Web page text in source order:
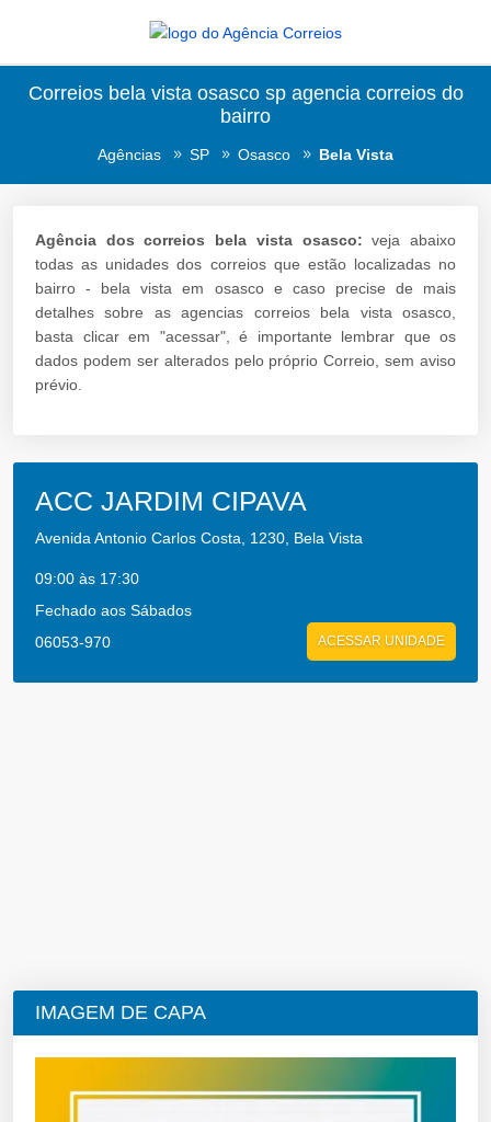
Correios bela vista osasco sp agencia correios do
bairro
Agências SP Osasco Bela Vista
Agência dos correios bela vista osasco: veja abaixo
todas as unidades dos correios que estão localizadas no
bairro - bela vista em osasco e caso precise de mais
detalhes sobre as agencias correios bela vista osasco,
basta clicar em "acessar", é importante lembrar que os
dados podem ser alterados pelo próprio Correio, sem aviso
prévio.
ACC JARDIM CIPAVA
Avenida Antonio Carlos Costa, 1230, Bela Vista
09:00 às 17:30
Fechado aos Sábados
06053-970
ACESSAR UNIDADE
IMAGEM DE CAPA